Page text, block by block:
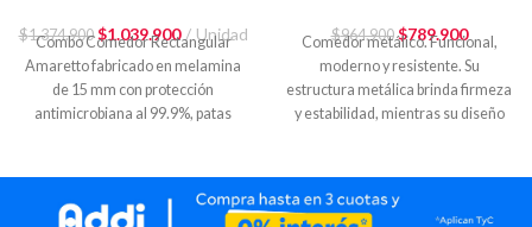
sillas negras
$1.374.900 $1.039.900 Unidad
Combo Comedor Rectangular
Amaretto fabricado en melamina
de 15 mm con protección
antimicrobiana al 99.9%, patas
Negro + 2 Sillas Iona
79,5x41x45,5 Negra
$964.900 $789.900
Comedor metálico. Funcional,
moderno y resistente. Su
estructura metálica brinda firmeza
y estabilidad, mientras su diseño